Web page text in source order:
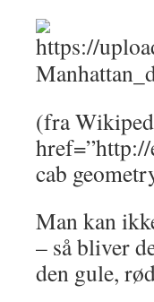
(fra
cab
Man kan
– så bliver
den gule,